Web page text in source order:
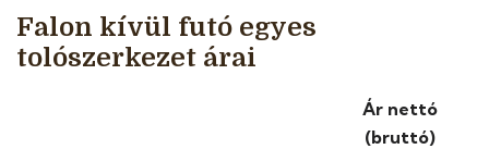
Falon kívül futó egyes
tolószerkezet árai
Ár nettó
(bruttó)